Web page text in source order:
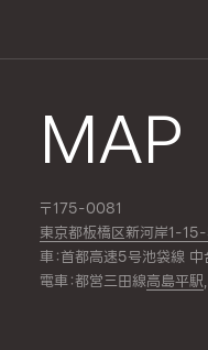
MAP
〒175-0081
東京都板橋区新河岸1-
車：首都高速5号池袋線
電車：都営三田線高島平駅